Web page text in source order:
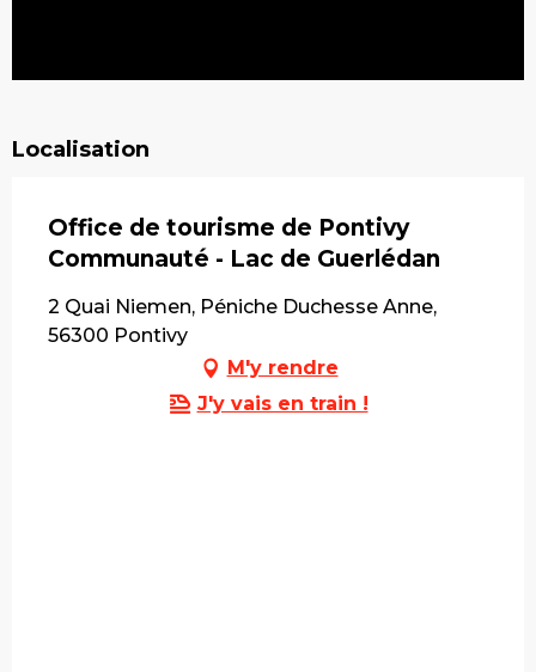
Localisation
Office de tourisme de Pontivy
Communauté - Lac de Guerlédan
2 Quai Niemen, Péniche Duchesse Anne,
56300 Pontivy
M'y rendre
J'y vais en train !